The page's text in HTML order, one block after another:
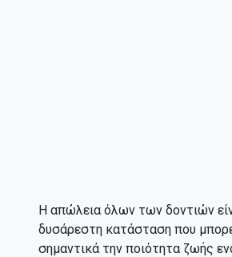
Η απώλεια όλων των δοντιών
δυσάρεστη κατάσταση που
σημαντικά την ποιότητα ζωής